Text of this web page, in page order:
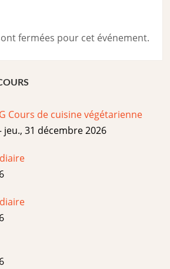
fermées pour cet événement.
Cours de cuisine végétarienne
jeu., 31 décembre 2026